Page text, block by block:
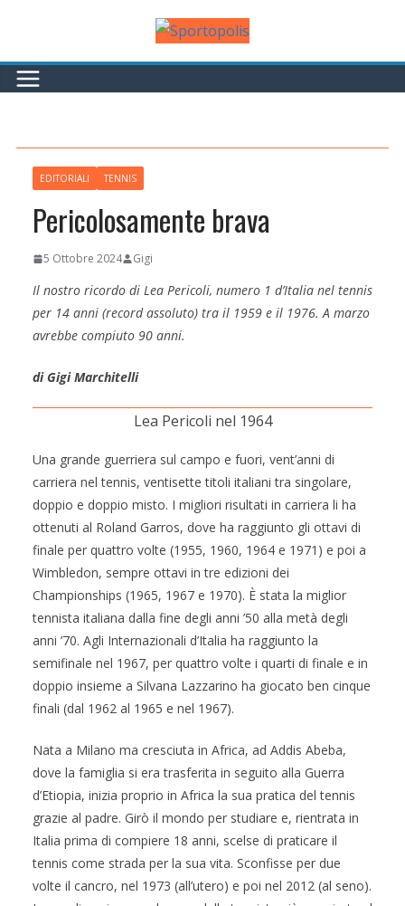
contenuto
EDITORIALI TENNIS
Pericolosamente brava
5 Ottobre 2024 Gigi
Il nostro ricordo di Lea Pericoli, numero 1 d’Italia nel tennis
per 14 anni (record assoluto) tra il 1959 e il 1976. A marzo
avrebbe compiuto 90 anni.
di Gigi Marchitelli
Lea Pericoli nel 1964
Una grande guerriera sul campo e fuori, vent’anni di
carriera nel tennis, ventisette titoli italiani tra singolare,
doppio e doppio misto. I migliori risultati in carriera li ha
ottenuti al Roland Garros, dove ha raggiunto gli ottavi di
finale per quattro volte (1955, 1960, 1964 e 1971) e poi a
Wimbledon, sempre ottavi in tre edizioni dei
Championships (1965, 1967 e 1970). È stata la miglior
tennista italiana dalla fine degli anni ’50 alla metà degli
anni ’70. Agli Internazionali d’Italia ha raggiunto la
semifinale nel 1967, per quattro volte i quarti di finale e in
doppio insieme a Silvana Lazzarino ha giocato ben cinque
finali (dal 1962 al 1965 e nel 1967).
Nata a Milano ma cresciuta in Africa, ad Addis Abeba,
dove la famiglia si era trasferita in seguito alla Guerra
d’Etiopia, inizia proprio in Africa la sua pratica del tennis
grazie al padre. Girò il mondo per studiare e, rientrata in
Italia prima di compiere 18 anni, scelse di praticare il
tennis come strada per la sua vita. Sconfisse per due
volte il cancro, nel 1973 (all’utero) e poi nel 2012 (al seno).